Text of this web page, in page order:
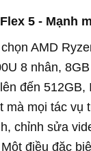
5 - Mạnh
AMD
8 nhân,
đến 512GB,
mà mọi tác vụ
chỉnh sửa
điều đặc